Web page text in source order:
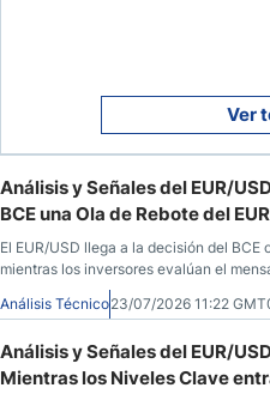
Ver
Análisis y Señales del EUR/
BCE una Ola de Rebote del
El EUR/USD llega a la decisión del
mientras los inversores evalúan el
Análisis Técnico23/07/2026 11:22
Análisis y Señales del EUR/
Mientras los Niveles Clave